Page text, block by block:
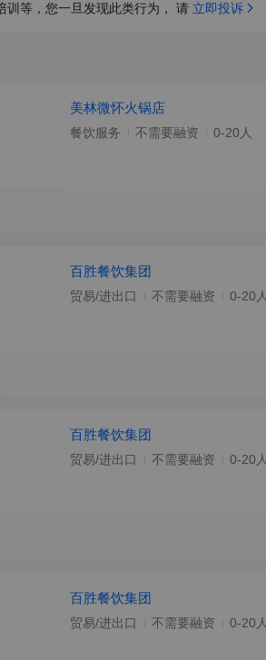
训等，您一旦发现此类行为， 请 立即投诉
美林微怀火锅店
餐饮服务 不需要融资 0-20人
百胜餐饮集团
贸易/进出口 不需要融资 0-20人
百胜餐饮集团
贸易/进出口 不需要融资 0-20人
百胜餐饮集团
贸易/进出口 不需要融资 0-20人